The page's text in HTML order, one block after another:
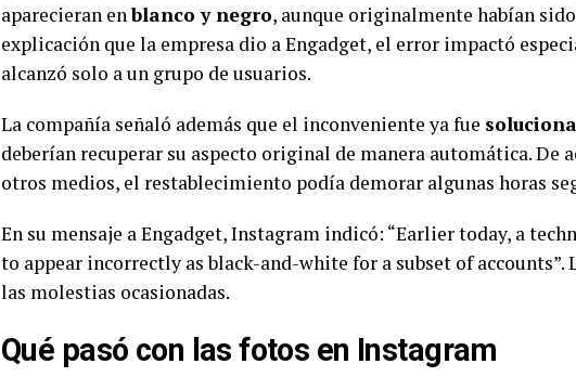
aparecieran enblanco y negro, aunque originalmente habían
explicación que la empresa dio a Engadget, el error impactó
alcanzó solo a un grupo de usuarios.
La compañía señaló además que el inconveniente ya fue
deberían recuperar su aspecto original de manera automática. De
otros medios, el restablecimiento podía demorar algunas horas
En su mensaje a Engadget, Instagram indicó: “Earlier today, a
to appear incorrectly as black-and-white for a subset of
las molestias ocasionadas.
Qué pasó con las fotos en Instagram